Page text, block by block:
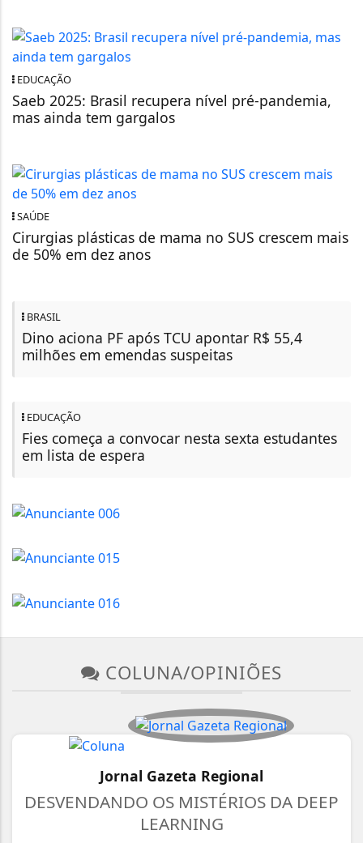
EDUCAÇÃO
Saeb 2025: Brasil recupera nível pré-pandemia,
mas ainda tem gargalos
SAÚDE
Cirurgias plásticas de mama no SUS crescem mais
de 50% em dez anos
BRASIL
Dino aciona PF após TCU apontar R$ 55,4
milhões em emendas suspeitas
EDUCAÇÃO
Fies começa a convocar nesta sexta estudantes
em lista de espera
COLUNA/OPINIÕES
Jornal Gazeta Regional
DESVENDANDO OS MISTÉRIOS DA DEEP
LEARNING